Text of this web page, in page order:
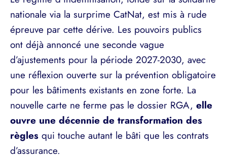
nationale via la surprime CatNat, est mis à rude
épreuve par cette dérive. Les pouvoirs publics
ont déjà annoncé une seconde vague
d’ajustements pour la période 2027-2030, avec
une réflexion ouverte sur la prévention obligatoire
pour les bâtiments existants en zone forte. La
nouvelle carte ne ferme pas le dossier RGA, elle
ouvre une décennie de transformation des
règles qui touche autant le bâti que les contrats
d’assurance.